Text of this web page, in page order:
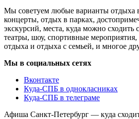
Мы советуем любые варианты отдыха
концерты, отдых в парках,
экскурсий, места, куда можно сходить
театры, шоу, спортивные мероприятия,
отдыха и отдыха с семьей, и многое
Мы в социальных сетях
Вконтакте
Куда-СПБ в однокласниках
Куда-СПБ в телеграме
Афиша Санкт-Петербург — куда